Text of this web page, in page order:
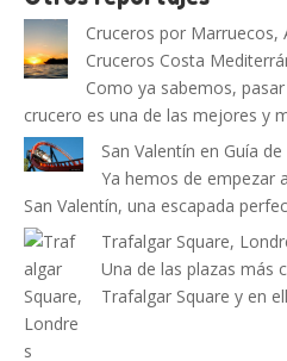
Cruceros por Marruecos,
Cruceros Costa
Como ya sabemos,
crucero es una de las mejores y
San Valentín en Guía
Ya hemos de empezar
San Valentín, una escapada
Trafalgar Square,
Una de las plazas más
Trafalgar Square y en